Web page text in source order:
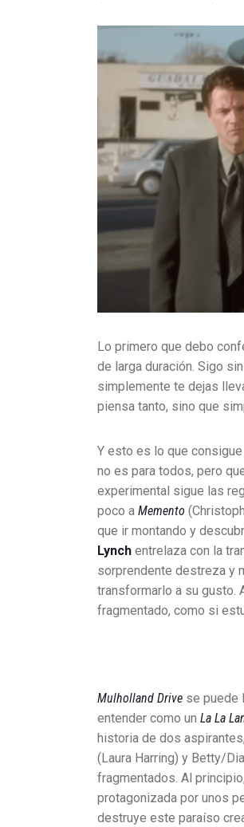
Lo primero que debo
de larga duración. Sigo
simplemente te dejas
piensa tanto, sino que
Y esto es lo que
no es para todos, pero
experimental sigue las
poco a Memento
que ir montando y
Lynch entrelaza con la
sorprendente destreza y
transformarlo a su gusto.
fragmentado, como si
Mulholland Drive se puede
entender como un La La
historia de dos
(Laura Harring) y Betty/
fragmentados. Al
protagonizada por unos
destruye este paraíso